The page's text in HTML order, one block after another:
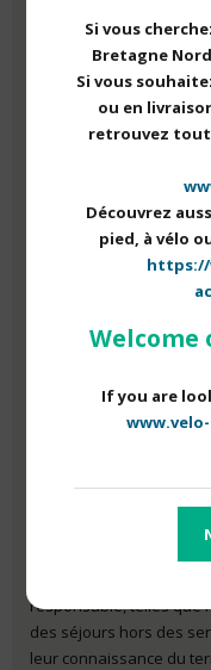
DURANT LE
Voici une liste de
écoresponsable
-utiliser le moins de
-opter pour des
-ne pas jeter vos
-ne pas quitter le
pas abîmer la faune
-consommer local,
En conclusion, mettre
de voir augmenter
France. L’éco-tourisme
responsable, telles que
des séjours hors des
leur connaissance du
Si vous
Bretagne
Si vous
ou en
retrouvez
Découvrez
pied, à vélo
https://
Welcome
If you are